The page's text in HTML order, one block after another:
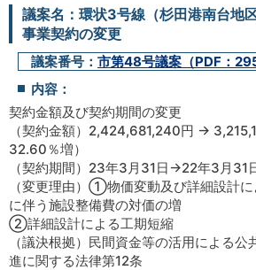
議案名：環状3号線（杉田港南台地
事業契約の変更
議案番号： 市第48号議案（PDF：
内容：
契約金額及び契約期間の変更
（契約金額）2,424,681,240円 →
32.60％増）
（契約期間）23年3月31日→22年3月31
（変更理由）①物価変動及び詳細設計
に伴う施設整備費の対価の増
②詳細設計による工期短縮
（議決根拠）民間資金等の活用による
進に関する法律第12条